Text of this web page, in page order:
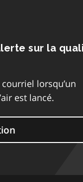
sur la
lorsqu’un
est lancé.